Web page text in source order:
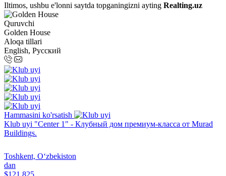
Iltimos, ushbu e'lonni saytda topganingizni ayting Realting.uz
Quruvchi
Golden House
Aloqa tillari
English, Русский
Hammasini ko'rsatish
Klub uyi "Center 1" - Клубный дом премиум-класса от Murad
Buildings.
Toshkent, Oʻzbekiston
dan
$121,825